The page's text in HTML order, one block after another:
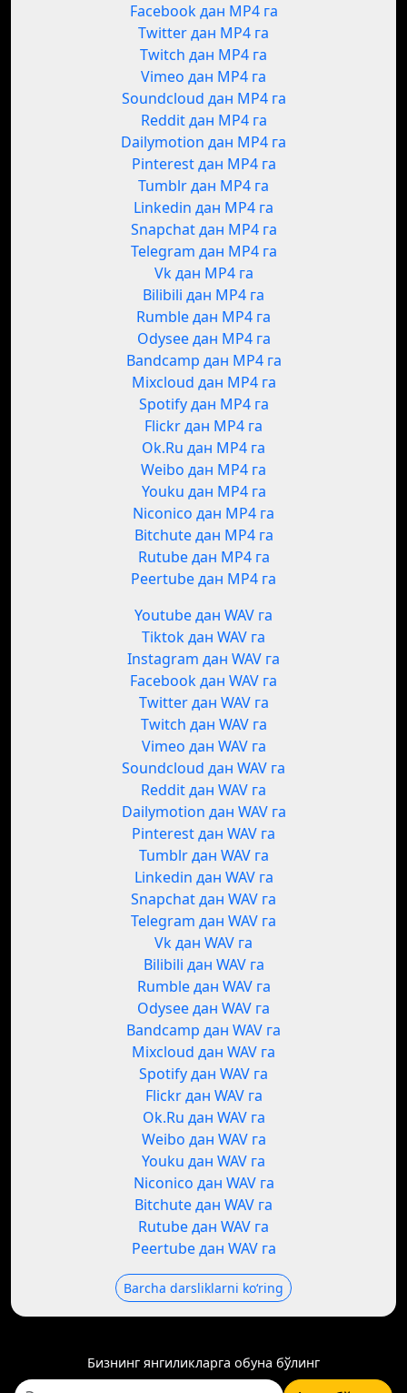
Facebook дан MP4 га
Twitter дан MP4 га
Twitch дан MP4 га
Vimeo дан MP4 га
Soundcloud дан MP4 га
Reddit дан MP4 га
Dailymotion дан MP4 га
Pinterest дан MP4 га
Tumblr дан MP4 га
Linkedin дан MP4 га
Snapchat дан MP4 га
Telegram дан MP4 га
Vk дан MP4 га
Bilibili дан MP4 га
Rumble дан MP4 га
Odysee дан MP4 га
Bandcamp дан MP4 га
Mixcloud дан MP4 га
Spotify дан MP4 га
Flickr дан MP4 га
Ok.Ru дан MP4 га
Weibo дан MP4 га
Youku дан MP4 га
Niconico дан MP4 га
Bitchute дан MP4 га
Rutube дан MP4 га
Peertube дан MP4 га
Youtube дан WAV га
Tiktok дан WAV га
Instagram дан WAV га
Facebook дан WAV га
Twitter дан WAV га
Twitch дан WAV га
Vimeo дан WAV га
Soundcloud дан WAV га
Reddit дан WAV га
Dailymotion дан WAV га
Pinterest дан WAV га
Tumblr дан WAV га
Linkedin дан WAV га
Snapchat дан WAV га
Telegram дан WAV га
Vk дан WAV га
Bilibili дан WAV га
Rumble дан WAV га
Odysee дан WAV га
Bandcamp дан WAV га
Mixcloud дан WAV га
Spotify дан WAV га
Flickr дан WAV га
Ok.Ru дан WAV га
Weibo дан WAV га
Youku дан WAV га
Niconico дан WAV га
Bitchute дан WAV га
Rutube дан WAV га
Peertube дан WAV га
Barcha darsliklarni koʻring
Бизнинг янгиликларга обуна бўлинг